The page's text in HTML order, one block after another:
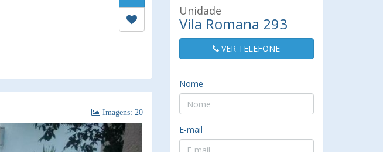
Imagens: 20
Unidade
Vila Romana 293
VER TELEFONE
Nome
E-mail